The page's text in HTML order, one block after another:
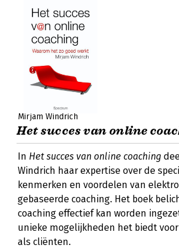
Mirjam Windrich
Het succes van online
In Het succes van online coaching
Windrich haar expertise over de
kenmerken en voordelen van
gebaseerde coaching. Het boek
coaching effectief kan worden
unieke mogelijkheden het biedt voor
als cliënten.